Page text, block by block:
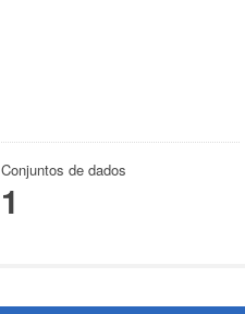
Conjuntos de dados
1